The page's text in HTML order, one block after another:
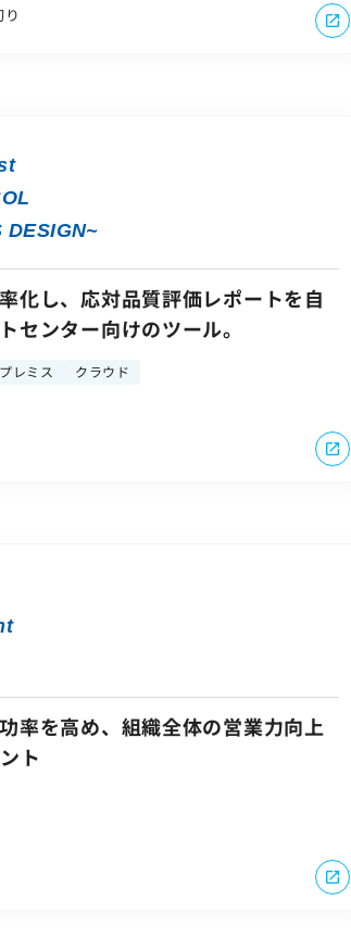
DESIGN~
化し、応対品質評価レポートを自
センター向けのツール。
レミス クラウド
率を高め、組織全体の営業力向上
ト